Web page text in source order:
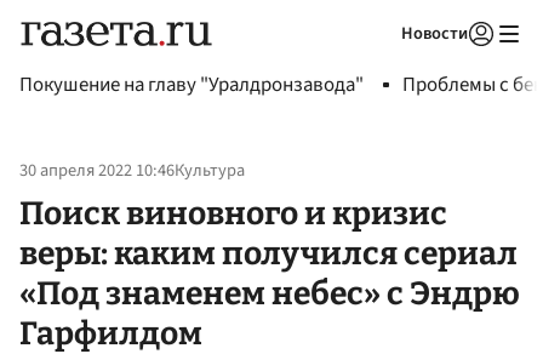
Новости
Покушение на главу "Уралдронзавода" Проблемы с
30 апреля 2022 10:46Культура
Поиск виновного и кризис
веры: каким получился сериал
«Под знаменем небес» с Эндрю
Гарфилдом